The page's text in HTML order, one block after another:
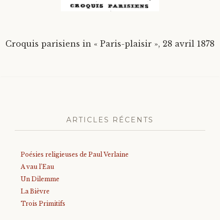
Langues étrangères
Croquis parisiens in « Paris-plaisir », 28 avril 1878
ARTICLES RÉCENTS
Poésies religieuses de Paul Verlaine
A vau l’Eau
Un Dilemme
La Bièvre
Trois Primitifs